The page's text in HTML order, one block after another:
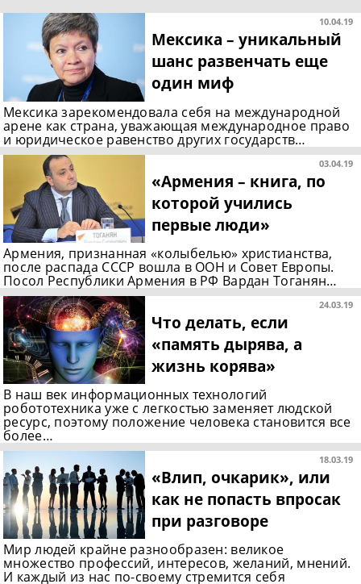
10.04.19
Мексика – уникальный
шанс развенчать еще
один миф
Мексика зарекомендовала себя на международной
арене как страна, уважающая международное право
и юридическое равенство других государств…
03.04.19
«Армения – книга, по
которой учились
первые люди»
Армения, признанная «колыбелью» христианства,
после распада СССР вошла в ООН и Совет Европы.
Посол Республики Армения в РФ Вардан Тоганян…
24.03.19
Что делать, если
«память дырява, а
жизнь корява»
В наш век информационных технологий
робототехника уже с легкостью заменяет людской
ресурс, поэтому положение человека становится все
более…
18.03.19
«Влип, очкарик», или
как не попасть впросак
при разговоре
Мир людей крайне разнообразен: великое
множество профессий, интересов, желаний, мнений.
И каждый из нас по-своему стремится себя